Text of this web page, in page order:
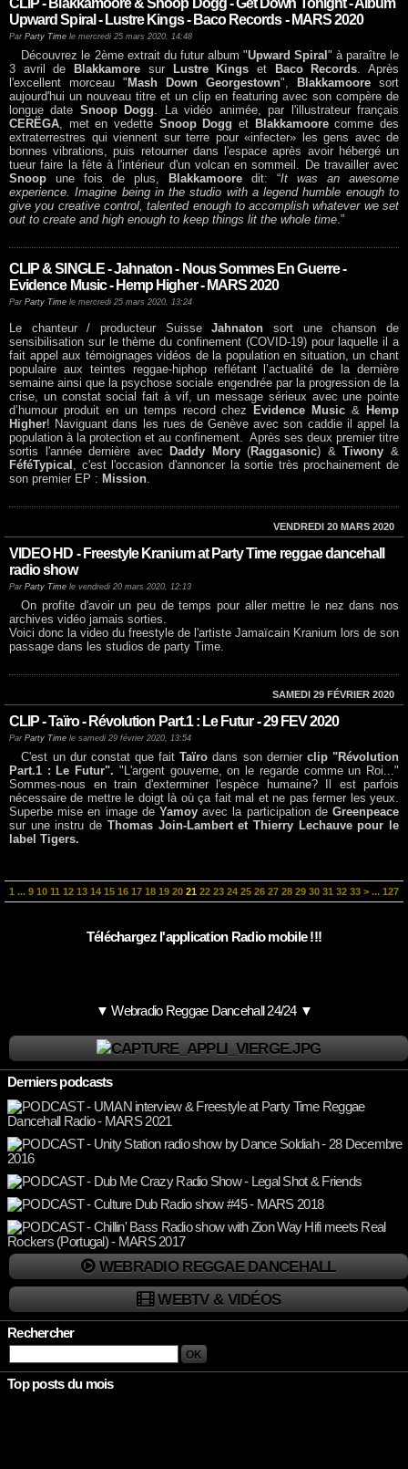
CLIP - Blakkamoore & Snoop Dogg - Get Down Tonight - Album
Upward Spiral - Lustre Kings - Baco Records - MARS 2020
Par Party Time le mercredi 25 mars 2020, 14:48
Découvrez le 2ème extrait du futur album "Upward Spiral " à paraître le
3 avril de
Blakkamore sur Lustre Kings et Baco Records. Après
l'excellent morceau " Mash Down Georgestown", Blakkamoore sort
aujourd'hui un nouveau titre et un clip en featuring avec son compère de
longue date Snoop Dogg. La vidéo animée, par l'illustrateur français
CERËGA, met en vedette Snoop Dogget Blakkamoorecomme des
extraterrestres qui viennent sur terre pour «infecter» les gens avec de
bonnes vibrations, puis retourner dans l'espace après avoir hébergé un
tueur faire la fête à l'intérieur d'un volcan en sommeil. De travailler avec
Snoop une fois de plus, Blakkamoore dit: “It was an awesome
experience. Imagine being in the studio with a legend humble enough to
give you creative control, talented enough to accomplish whatever we set
out to create and high enough to keep things lit the whole time.”
CLIP & SINGLE - Jahnaton - Nous Sommes En Guerre -
Evidence Music - Hemp Higher - MARS 2020
Par Party Time le mercredi 25 mars 2020, 13:24
Le chanteur / producteur SuisseJahnaton sort une chanson de
sensibilisation sur le thème du confinement (COVID-19) pour laquelle il a
fait appel aux témoignages vidéos de la population en situation, un chant
populaire aux teintes reggae-hiphop reflétant l’actualité de la dernière
semaine ainsi que la psychose sociale engendrée par la progression de la
crise, un constat social fait à vif, un message sérieux avec une pointe
d’humour produit en un temps record chez
Evidence Music & Hemp
Higher! Naviguant dans les rues de Genève avec son caddie il appel la
population à la protection et au confinement. Après ses deux premier titre
sortis l'année dernière avec
Daddy Mory(Raggasonic) &Tiwony &
FéféTypical , c'est l'occasion d'annoncer la sortie très prochainement de
son premier EP : Mission.
VENDREDI 20 MARS 2020
VIDEO HD - Freestyle Kranium at Party Time reggae dancehall
radio show
Par Party Time le vendredi 20 mars 2020, 12:13
On profite d'avoir un peu de temps pour aller mettre le nez dans nos
archives vidéo jamais sorties.
Voici donc la video du freestyle de l'artiste Jamaïcain Kranium lors de son
passage dans les studios de party Time.
SAMEDI 29 FÉVRIER 2020
CLIP - Taïro - Révolution Part.1 : Le Futur - 29 FEV 2020
Par Party Time le samedi 29 février 2020, 13:54
C'est un dur constat que faitTaïro dans son dernier clip "Révolution
Part.1 : Le Futur". "L'argent gouverne, on le regarde comme un Roi..."
Sommes-nous en train d'exterminer l'espèce humaine? Il est parfois
nécessaire de mettre le doigt là où ça fait mal et ne pas fermer les yeux.
Superbe mise en image de Yamoy avec la participation de Greenpeace
sur une instru de Thomas Join-Lambert et Thierry Lechauve pour le
label Tigers.
1 ... 9 10 11 12 13 14 15 16 17 18 19 20 21 22 23 24 25 26 27 28 29 30 31 32 33 > ... 127
Téléchargez l'application Radio mobile !!!
▼ Webradio Reggae Dancehall 24/24 ▼
Derniers podcasts
WEBRADIO REGGAE DANCEHALL
WEBTV & VIDÉOS
Rechercher
Top posts du mois